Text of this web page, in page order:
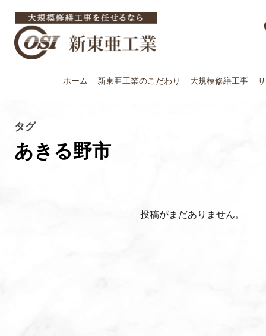
ホーム 新東亜工業のこだわり 大規模修繕工事
タグ
あきる野市
投稿がまだありません。